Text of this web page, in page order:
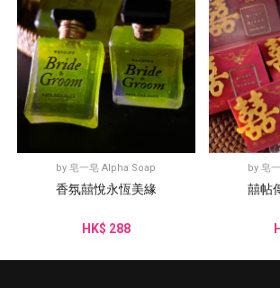
by皂一皂 Alpha Soap
香氛囍悅永恆美緣
HK$ 288
by皂
囍帖